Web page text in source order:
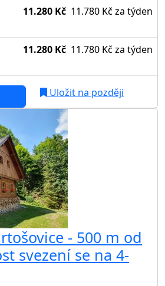
11.280 Kč 11.780 Kč za týden
11.280 Kč 11.780 Kč za týden
Uložit na později
- 500 m od
svezení se na 4-